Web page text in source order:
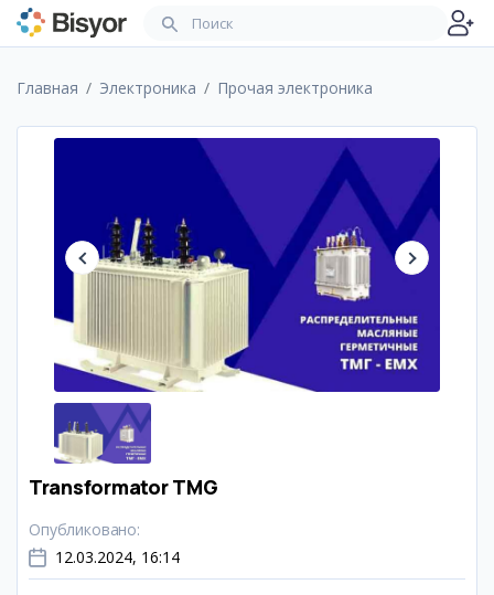
Главная Электроника Прочая электроника
Transformator TMG
Опубликовано:
12.03.2024, 16:14